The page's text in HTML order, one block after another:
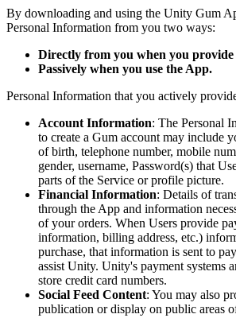
Unity
Примеры использования
Мобильные игры
Создавайте и развивайте мобильные
Выпускайте большие игры с
XR-игры
Запускайте XR-игры на разных
Многопользовательские игры
Упрощенное создание
Новости
Новости, истории и пресс-центр
Программы сертификации
Докажите свое мастерство в Unity
By downloading and using the Unity Gum
Personal Information from you two ways:
Directly from you when you provide
Passively when you use the App.
Personal Information that you actively
Account Information: The Personal
to create a Gum account may include
of birth, telephone number, mobile
gender, username, Password(s) that
parts of the Service or profile picture.
Financial Information: Details of
through the App and information
of your orders. When Users provide
information, billing address, etc.)
purchase, that information is sent to
assist Unity. Unity's payment systems
store credit card numbers.
Social Feed Content: You may also
publication or display on public areas